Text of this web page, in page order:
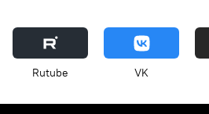
Rutube VK